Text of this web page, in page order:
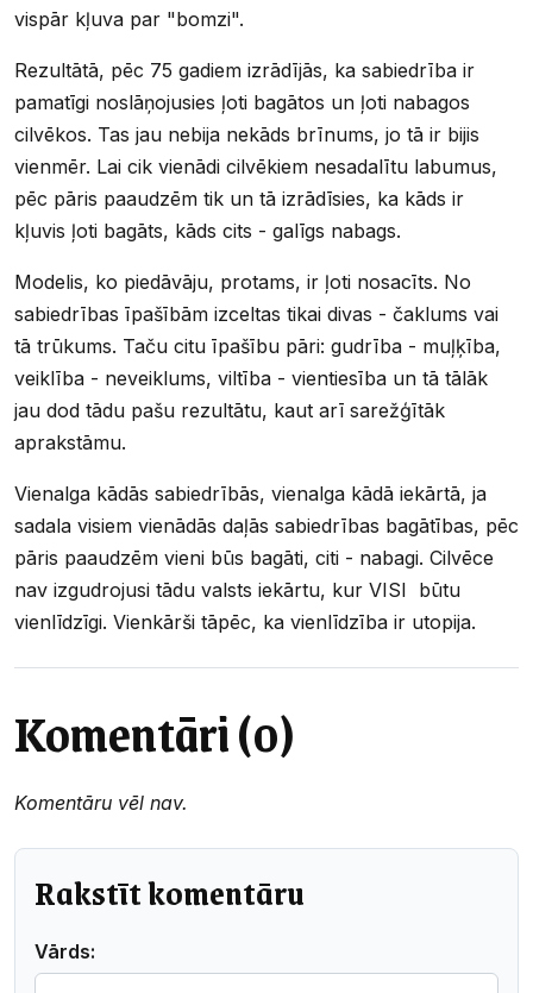
vispār kļuva par "bomzi".
Rezultātā, pēc 75 gadiem izrādījās, ka sabiedrība ir
pamatīgi noslāņojusies ļoti bagātos un ļoti nabagos
cilvēkos. Tas jau nebija nekāds brīnums, jo tā ir bijis
vienmēr. Lai cik vienādi cilvēkiem nesadalītu labumus,
pēc pāris paaudzēm tik un tā izrādīsies, ka kāds ir
kļuvis ļoti bagāts, kāds cits - galīgs nabags.
Modelis, ko piedāvāju, protams, ir ļoti nosacīts. No
sabiedrības īpašībām izceltas tikai divas - čaklums vai
tā trūkums. Taču citu īpašību pāri: gudrība - muļķība,
veiklība - neveiklums, viltība - vientiesība un tā tālāk
jau dod tādu pašu rezultātu, kaut arī sarežģītāk
aprakstāmu.
Vienalga kādās sabiedrībās, vienalga kādā iekārtā, ja
sadala visiem vienādās daļās sabiedrības bagātības, pēc
pāris paaudzēm vieni būs bagāti, citi - nabagi. Cilvēce
nav izgudrojusi tādu valsts iekārtu, kur VISI būtu
vienlīdzīgi. Vienkārši tāpēc, ka vienlīdzība ir utopija.
Komentāri (0)
Komentāru vēl nav.
Rakstīt komentāru
Vārds: